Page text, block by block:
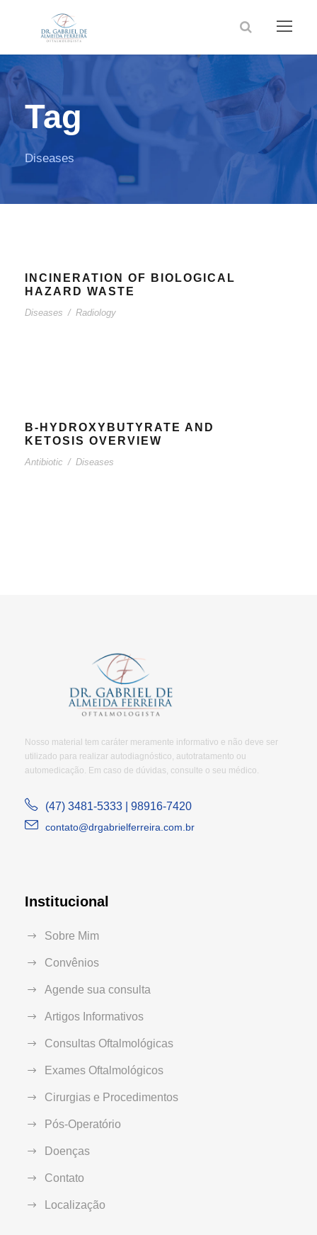
Tag
Diseases
INCINERATION OF BIOLOGICAL
HAZARD WASTE
Diseases / Radiology
B-HYDROXYBUTYRATE AND
KETOSIS OVERVIEW
Antibiotic / Diseases
Nosso material tem caráter meramente informativo e não deve ser
utilizado para realizar autodiagnóstico, autotratamento ou
automedicação. Em caso de dúvidas, consulte o seu médico.
(47) 3481-5333 | 98916-7420
contato@drgabrielferreira.com.br
Institucional
Sobre Mim
Convênios
Agende sua consulta
Artigos Informativos
Consultas Oftalmológicas
Exames Oftalmológicos
Cirurgias e Procedimentos
Pós-Operatório
Doenças
Contato
Localização